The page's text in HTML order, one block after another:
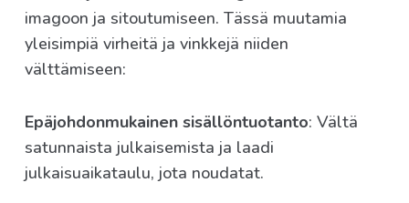
imagoon ja sitoutumiseen. Tässä muutamia
yleisimpiä virheitä ja vinkkejä niiden
välttämiseen:
Epäjohdonmukainen sisällöntuotanto: Vältä
satunnaista julkaisemista ja laadi
julkaisuaikataulu, jota noudatat.